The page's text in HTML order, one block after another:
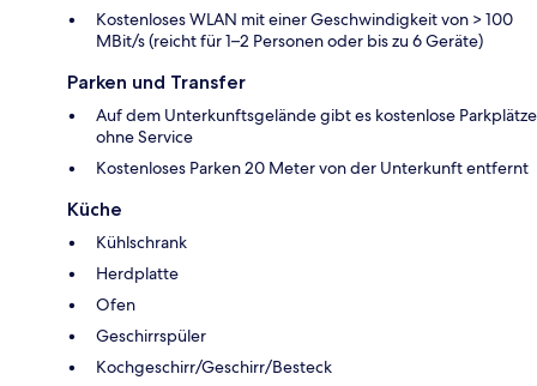
Kostenloses WLAN mit einer Geschwindigkeit von > 100
MBit/s (reicht für 1–2 Personen oder bis zu 6 Geräte)
Parken und Transfer
Auf dem Unterkunftsgelände gibt es kostenlose Parkplätze
ohne Service
Kostenloses Parken 20 Meter von der Unterkunft entfernt
Küche
Kühlschrank
Herdplatte
Ofen
Geschirrspüler
Kochgeschirr/Geschirr/Besteck